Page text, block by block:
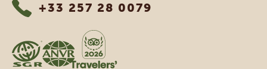
+33 257 28 0079